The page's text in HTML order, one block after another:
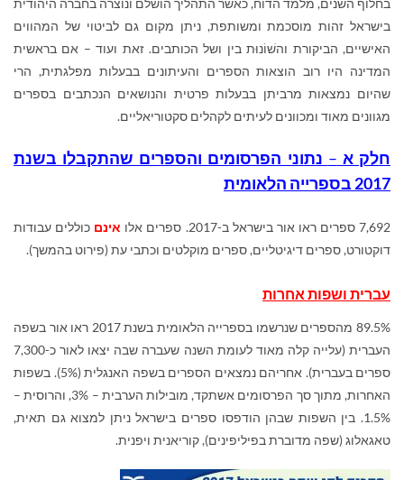
בחלוף השנים, מלמד הדוח, כאשר התהליך הושלם ונוצרה בחברה היהודית
בישראל זהות מוסכמת ומשותפת, ניתן מקום גם לביטוי של המהווים
האישיים, הביקורת והשׁוֹנוּת בין ושל הכותבים. זאת ועוד – אם בראשית
המדינה היו רוב הוצאות הספרים והעיתונים בבעלות מפלגתית, הרי
שהיום נמצאות מרביתן בבעלות פרטית והנושאים הנכתבים בספרים
מגוונים מאוד ומכוונים לעיתים לקהלים סקטוריאליים.
חלק א – נתוני הפרסומים והספרים שהתקבלו בשנת
2017 בספרייה הלאומית
7,692 ספרים ראו אור בישראל ב-2017. ספרים אלו אינם כוללים עבודות
דוקטורט, ספרים דיגיטליים, ספרים מוקלטים וכתבי עת (פירוט בהמשך).
עברית ושפות אחרות
89.5% מהספרים שנרשמו בספרייה הלאומית בשנת 2017 ראו אור בשפה
העברית (עלייה קלה מאוד לעומת השנה שעברה שבה יצאו לאור כ-7,300
ספרים בעברית). אחריהם נמצאים הספרים בשפה האנגלית (5%). בשפות
האחרות, מתוך סך הפרסומים אשתקד, מובילות הערבית – 3%, והרוסית –
1.5%. בין השפות שבהן הודפסו ספרים בישראל ניתן למצוא גם תאית,
טאגאלוג (שפה מדוברת בפיליפינים), קוריאנית ויפנית.